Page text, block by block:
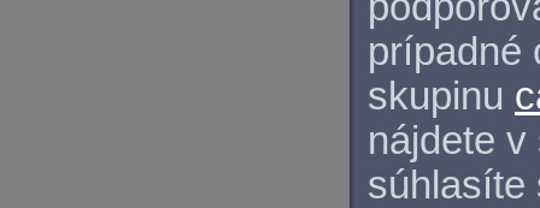
prípadné
skupinu
nájdete